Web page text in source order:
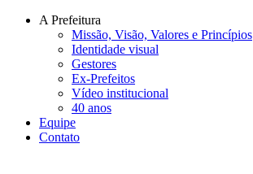
Conteúdo principal
A Prefeitura
Missão, Visão, Valores e Princípios
Identidade visual
Gestores
Ex-Prefeitos
Vídeo institucional
40 anos
Equipe
Contato